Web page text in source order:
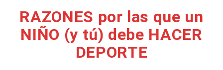
RAZONES por las que un
NIÑO (y tú) debe HACER
DEPORTE